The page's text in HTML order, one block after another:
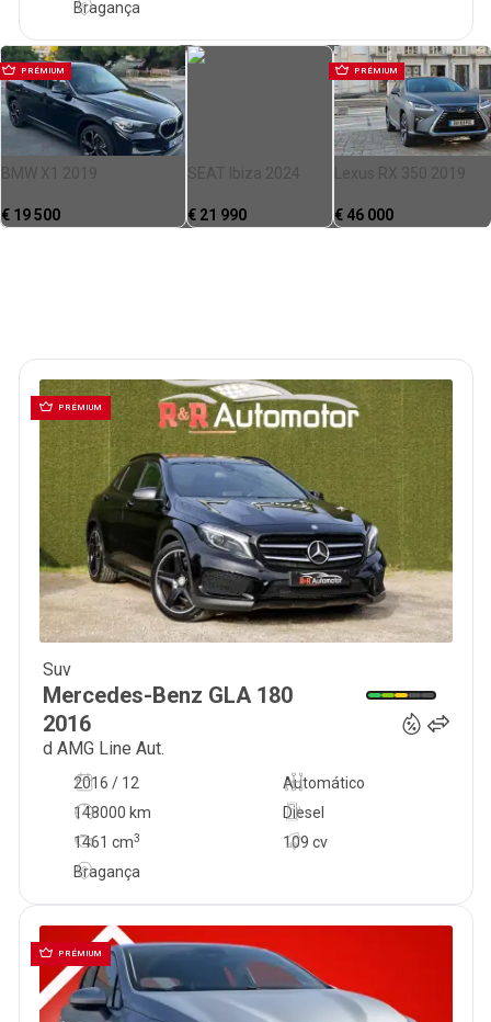
Bragança
PRÉMIUM
BMW X1 2019
€ 19 500
SEAT Ibiza 2024
€ 21 990
PRÉMIUM
Lexus RX 350 2019
€ 46 000
PRÉMIUM
Suv
Mercedes-Benz GLA 180
2016
d AMG Line Aut.
2016 / 12
Automático
148000 km
109 cv
Diesel
1461 cm3
Bragança
PRÉMIUM